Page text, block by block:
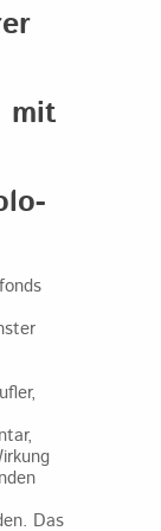
mit
Das